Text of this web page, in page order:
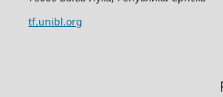
tf.unibl.org